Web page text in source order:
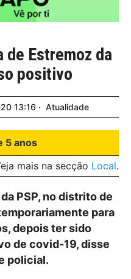
de Estremoz da
positivo
13:16 Atualidade
5 anos
mais na secção Local.
PSP, no distrito de
para
depois ter sido
de covid-19, disse
policial.